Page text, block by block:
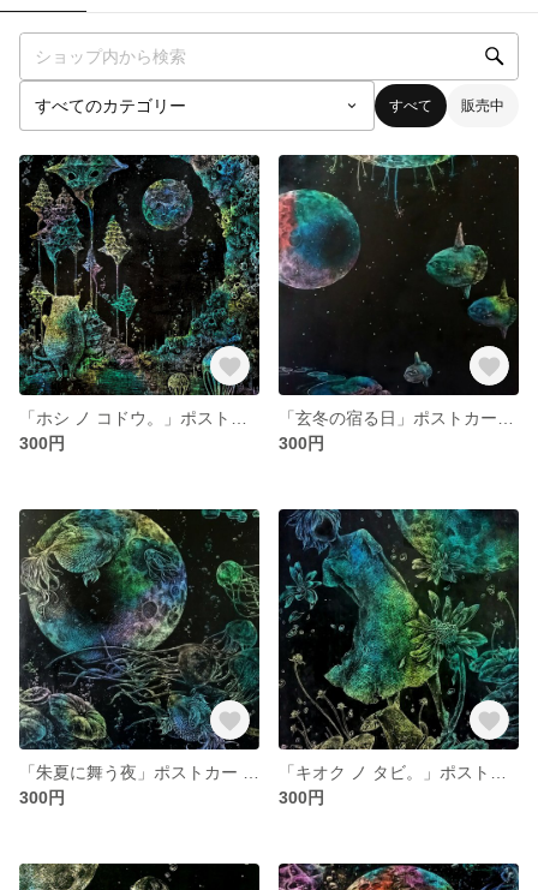
すべて 販売中
300円
300円
300円
300円